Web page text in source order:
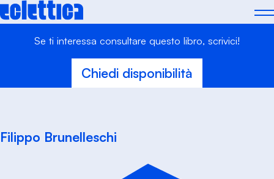
Skip
to
Se ti interessa consultare questo libro, scrivici!
Chiedi disponibilità
Filippo Brunelleschi